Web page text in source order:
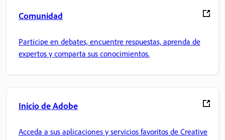
Comunidad
Participe en debates, encuentre respuestas, aprenda de
expertos y comparta sus conocimientos.
Inicio de Adobe
Acceda a sus aplicaciones y servicios favoritos de Creative